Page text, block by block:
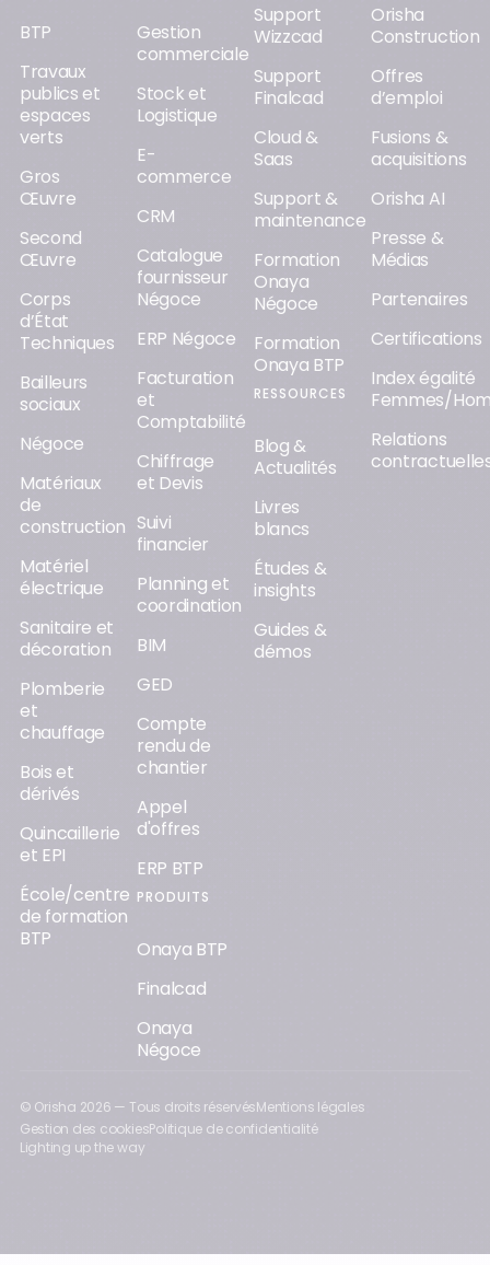
BTP
Travaux
publics et
espaces
verts
Gros
Œuvre
Second
Œuvre
Corps
d’État
Techniques
Bailleurs
sociaux
Négoce
Matériaux
de
construction
Matériel
électrique
Sanitaire et
décoration
Plomberie
et
chauffage
Bois et
dérivés
Quincaillerie
et EPI
École/centre
de formation
BTP
Gestion
commerciale
Stock et
Logistique
E-
commerce
CRM
Catalogue
fournisseur
Négoce
ERP Négoce
Facturation
et
Comptabilité
Chiffrage
et Devis
Suivi
financier
Planning et
coordination
BIM
GED
Compte
rendu de
chantier
Appel
d'offres
ERP BTP
PRODUITS
Onaya BTP
Finalcad
Onaya
Négoce
Support
Wizzcad
Support
Finalcad
Cloud &
Saas
Support &
maintenance
Formation
Onaya
Négoce
Formation
Onaya BTP
RESSOURCES
Blog &
Actualités
Livres
blancs
Études &
insights
Guides &
démos
Orisha
Construction
Offres
d’emploi
Fusions &
acquisitions
Orisha AI
Presse &
Médias
Partenaires
Certifications
Index égalité
Femmes/
Relations
© Orisha 2026 — Tous droits réservésMentions légales
Gestion des cookiesPolitique de confidentialité
Lighting up the way